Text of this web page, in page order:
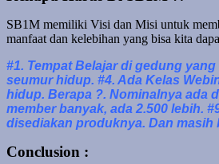
SB1M memiliki Visi dan Misi untuk
manfaat dan kelebihan yang bisa kita
#1. Tempat Belajar di gedung
seumur hidup. #4. Ada Kelas
hidup. Berapa ?. Nominalnya ada
member banyak, ada 2.500 lebih.
disediakan produknya. Dan masih
Conclusion :